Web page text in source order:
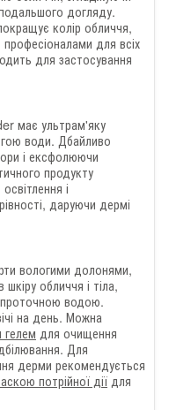
догляду.
колір обличчя,
для всіх
для застосування
має ультрам'яку
води. Дбайливо
і ексфолюючи
продукту
і
даруючи дермі
вологими долонями,
обличчя і тіла,
проточною водою.
на день. Можна
для очищення
Для
дерми рекомендується
потрійної дії для